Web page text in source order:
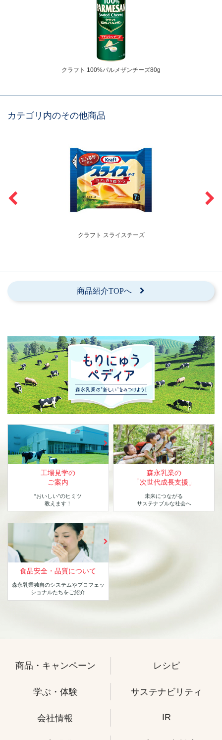
クラフト 100%パルメザンチーズ80g
カテゴリ内のその他商品
クラフト スライスチーズ
商品紹介TOPへ
工場見学の
ご案内
“おいしい”のヒミツ
教えます！
森永乳業の
「次世代成長支援」
未来につながる
サステナブルな社会へ
食品安全・品質について
森永乳業独自のシステムやプロフェッ
ショナルたちをご紹介
商品・キャンペーン レシピ
学ぶ・体験 サステナビリティ
会社情報 IR